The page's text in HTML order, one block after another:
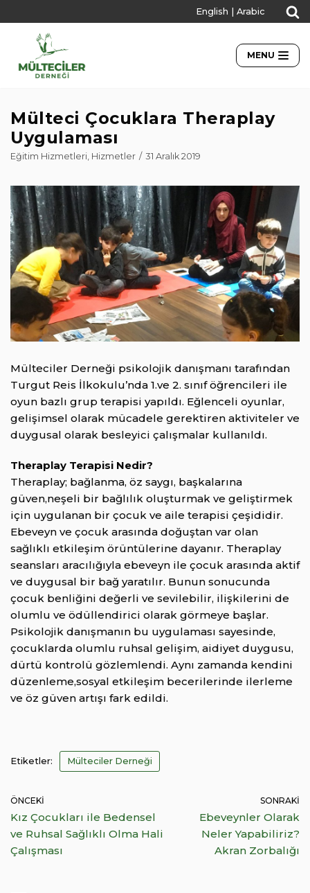
English Arabic
MENU
Mülteci Çocuklara Theraplay
Uygulaması
Eğitim Hizmetleri, Hizmetler 31 Aralık 2019
Mülteciler Derneği psikolojik danışmanı tarafından
Turgut Reis İlkokulu’nda 1.ve 2. sınıf öğrencileri ile
oyun bazlı grup terapisi yapıldı. Eğlenceli oyunlar,
gelişimsel olarak mücadele gerektiren aktiviteler ve
duygusal olarak besleyici çalışmalar kullanıldı.
Theraplay Terapisi Nedir?
Theraplay; bağlanma, öz saygı, başkalarına
güven,neşeli bir bağlılık oluşturmak ve geliştirmek
için uygulanan bir çocuk ve aile terapisi çeşididir.
Ebeveyn ve çocuk arasında doğuştan var olan
sağlıklı etkileşim örüntülerine dayanır. Theraplay
seansları aracılığıyla ebeveyn ile çocuk arasında aktif
ve duygusal bir bağ yaratılır. Bunun sonucunda
çocuk benliğini değerli ve sevilebilir, ilişkilerini de
olumlu ve ödüllendirici olarak görmeye başlar.
Psikolojik danışmanın bu uygulaması sayesinde,
çocuklarda olumlu ruhsal gelişim, aidiyet duygusu,
dürtü kontrolü gözlemlendi. Aynı zamanda kendini
düzenleme,sosyal etkileşim becerilerinde ilerleme
ve öz güven artışı fark edildi.
Etiketler: Mülteciler Derneği
ÖNCEKI
Kız Çocukları ile Bedensel
ve Ruhsal Sağlıklı Olma Hali
Çalışması
SONRAKI
Ebeveynler Olarak
Neler Yapabiliriz?
Akran Zorbalığı